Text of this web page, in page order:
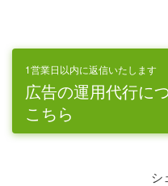
1営業日以内に返信いたします
広告の運用代行に
こちら
シ